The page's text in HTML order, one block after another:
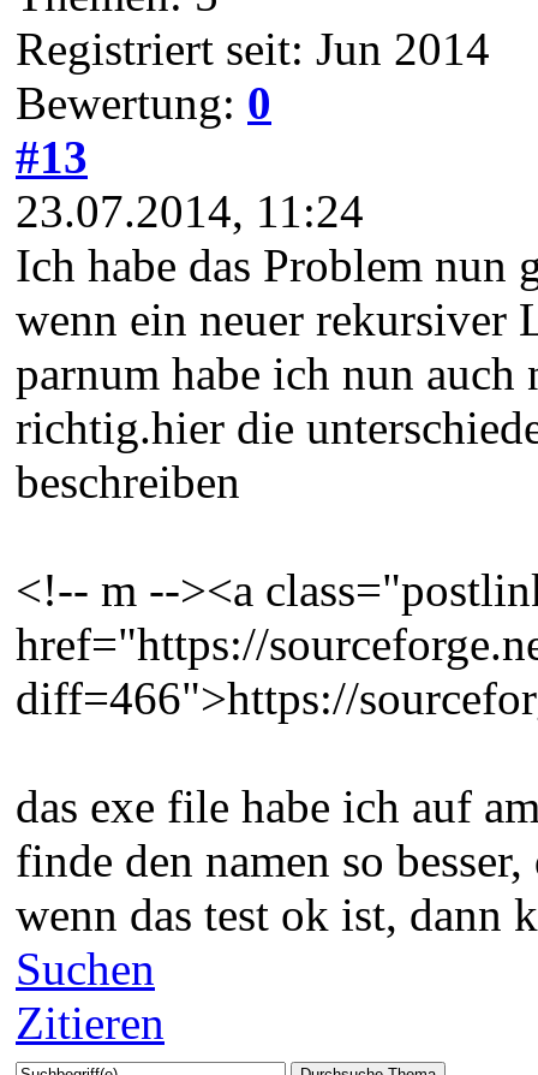
Registriert seit: Jun 2014
Bewertung: 0
#13
23.07.2014, 11:24
Ich habe das Problem nun
wenn ein neuer rekursiver
parnum habe ich nun
richtig.hier die
beschreiben
<!-- m --><a
href="https://
diff=466">https://
das exe file habe ich auf
finde den namen so
wenn das test ok ist, dann
Suchen
Zitieren